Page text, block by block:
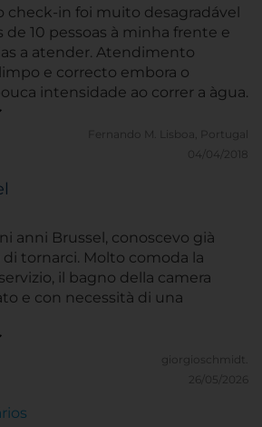
in foi muito desagradável
de 10 pessoas à minha frente e
a atender. Atendimento
e correcto embora o
intensidade ao correr a àgua.
Fernando M.
Lisboa, Portugal
04/04/2018
già
di tornarci. Molto comoda la
il bagno della camera
e con necessità di una
giorgioschmidt.
26/05/2026